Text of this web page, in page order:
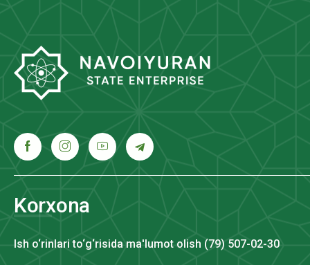
Korxona
Ish o‘rinlari to‘g‘risida ma'lumot olish (79) 507-02-30